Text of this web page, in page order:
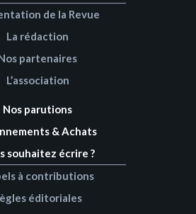
de la Revue
La rédaction
partenaires
L’association
Nos parutions
& Achats
souhaitez écrire ?
à contributions
éditoriales